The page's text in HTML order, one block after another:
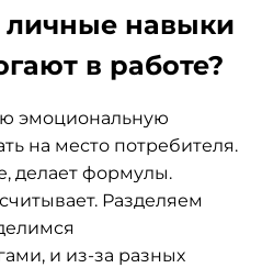
навыки
в работе?
эмоциональную
на место потребителя.
делает формулы.
Разделяем
и из-за разных